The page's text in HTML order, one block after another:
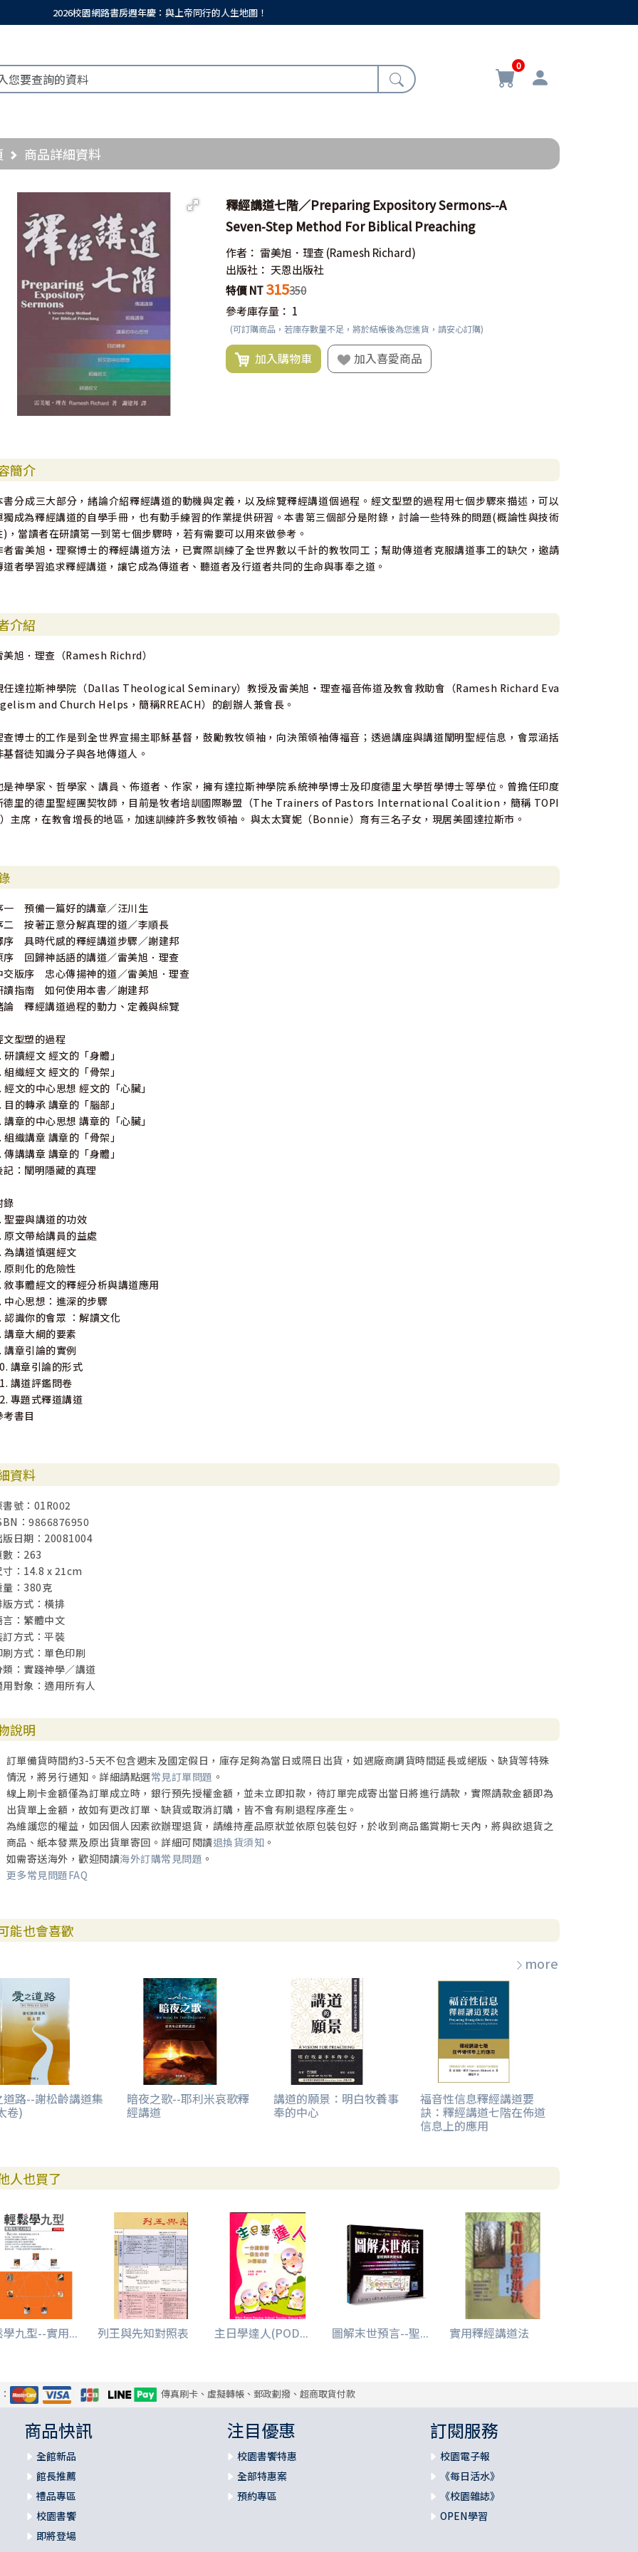
2026校園網路書房週年慶：與上帝同行的人生地圖！
0
商品詳細資料
釋經講道七階／Preparing Expository Sermons--A
Seven-Step Method For Biblical Preaching
作者： 雷美旭．理查(Ramesh Richard)
出版社： 天恩出版社
特價 NT315350
參考庫存量： 1
(可訂購商品，若庫存數量不足，將於結帳後為您進貨，請安心訂購)
加入購物車 加入喜愛商品
簡介
書分成三大部分，緒論介紹釋經講道的動機與定義，以及綜覽釋經講道個過程。經文型塑的過程用七個步驟來描述，可以
獨成為釋經講道的自學手冊，也有動手練習的作業提供研習。本書第三個部分是附錄，討論一些特殊的問題(概論性與技術
)，當讀者在研讀第一到第七個步驟時，若有需要可以用來做參考。
者雷美旭‧理察博士的釋經講道方法，已實際訓練了全世界數以千計的教牧同工；幫助傳道者克服講道事工的缺欠，邀請
道者學習追求釋經講道，讓它成為傳道者、聽道者及行道者共同的生命與事奉之道。
介紹
美旭．理查（Ramesh Richrd）
任達拉斯神學院（Dallas Theological Seminary）教授及雷美旭‧理查福音佈道及教會救助會（Ramesh Richard Eva
and Church Helps，簡稱RREACH）的創辦人兼會長。
查博士的工作是到全世界宣揚主耶穌基督，鼓勵教牧領袖，向決策領袖傳福音；透過講座與講道闡明聖經信息，會眾涵括
基督徒知識分子與各地傳道人。
是神學家、哲學家、講員、佈道者、作家，擁有達拉斯神學院系統神學博士及印度德里大學哲學博士等學位。曾擔任印度
德里的德里聖經團契牧師，目前是牧者培訓國際聯盟（The Trainers of Pastors International Coalition，簡稱 TOPI
主席，在教會增長的地區，加速訓練許多教牧領袖。 與太太寶妮（Bonnie）育有三名子女，現居美國達拉斯市。
一 預備一篇好的講章／汪川生
二 按著正意分解真理的道／李順長
序 具時代感的釋經講道步驟／謝建邦
序 回歸神話語的講道／雷美旭．理查
交版序 忠心傳揚神的道／雷美旭．理查
讀指南 如何使用本書／謝建邦
論 釋經講道過程的動力、定義與綜覽
文型塑的過程
研讀經文 經文的「身體」
組織經文 經文的「骨架」
經文的中心思想 經文的「心臟」
目的轉承 講章的「腦部」
講章的中心思想 講章的「心臟」
組織講章 講章的「骨架」
傳講講章 講章的「身體」
記：闡明隱藏的真理
錄
聖靈與講道的功效
原文帶給講員的益處
為講道慎選經文
原則化的危險性
敘事體經文的釋經分析與講道應用
中心思想：進深的步驟
認識你的會眾 ：解讀文化
講章大綱的要素
講章引論的實例
講章引論的形式
講道評鑑問卷
專題式釋道講道
考書目
資料
書號：01R002
：9866876950
版日期：20081004
數：263
寸：14.8 x 21cm
量：380克
版方式：橫排
言：繁體中文
訂方式：平裝
刷方式：單色印刷
類：實踐神學／講道
用對象：適用所有人
說明
訂單備貨時間約3-5天不包含週末及國定假日，庫存足夠為當日或隔日出貨，如遇廠商調貨時間延長或絕版、缺貨等特殊
情況，將另行通知。詳細請點選常見訂單問題 。
線上刷卡金額僅為訂單成立時，銀行預先授權金額，並未立即扣款，待訂單完成寄出當日將進行請款，實際請款金額即為
出貨單上金額，故如有更改訂單、缺貨或取消訂購，皆不會有刷退程序產生。
為維護您的權益，如因個人因素欲辦理退貨，請維持產品原狀並依原包裝包好，於收到商品鑑賞期七天內，將與欲退貨之
商品、紙本發票及原出貨單寄回。詳細可閱讀退換貨須知 。
如需寄送海外，歡迎閱讀海外訂購常見問題 。
更多常見問題FAQ
能也會喜歡
more
道路--謝松齡講道集
卷)
暗夜之歌--耶利米哀歌釋
經講道
講道的願景：明白牧養事
奉的中心
福音性信息釋經講道要
訣：釋經講道七階在佈道
信息上的應用
人也買了
學九型--實用... 列王與先知對照表 主日學達人(POD... 圖解末世預言--聖... 實用釋經講道法
傳真刷卡、虛擬轉帳、郵政劃撥、超商取貨付款
商品快訊
全館新品
館長推薦
禮品專區
校園書饗
即將登場
注目優惠
校園書饗特惠
全部特惠案
預約專區
訂閱服務
校園電子報
《每日活水》
《校園雜誌》
OPEN學習